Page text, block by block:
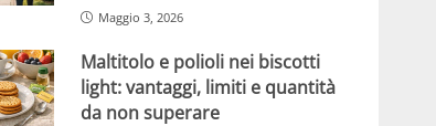
Maggio 3, 2026
Maltitolo e polioli nei biscotti
light: vantaggi, limiti e quantità
da non superare